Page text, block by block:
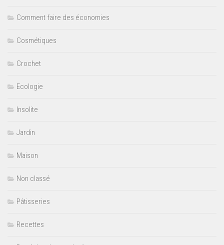
Comment faire des économies
Cosmétiques
Crochet
Ecologie
Insolite
Jardin
Maison
Non classé
Pâtisseries
Recettes